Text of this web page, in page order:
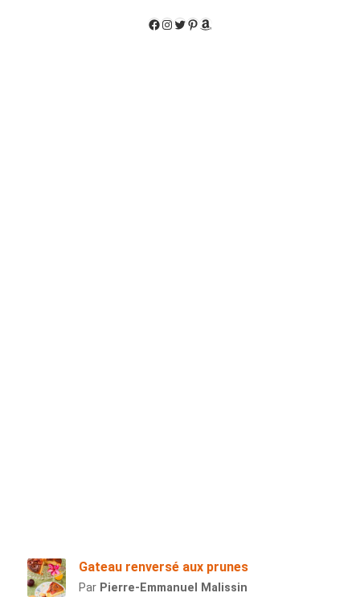
Gateau renversé aux prunes
Par Pierre-Emmanuel Malissin